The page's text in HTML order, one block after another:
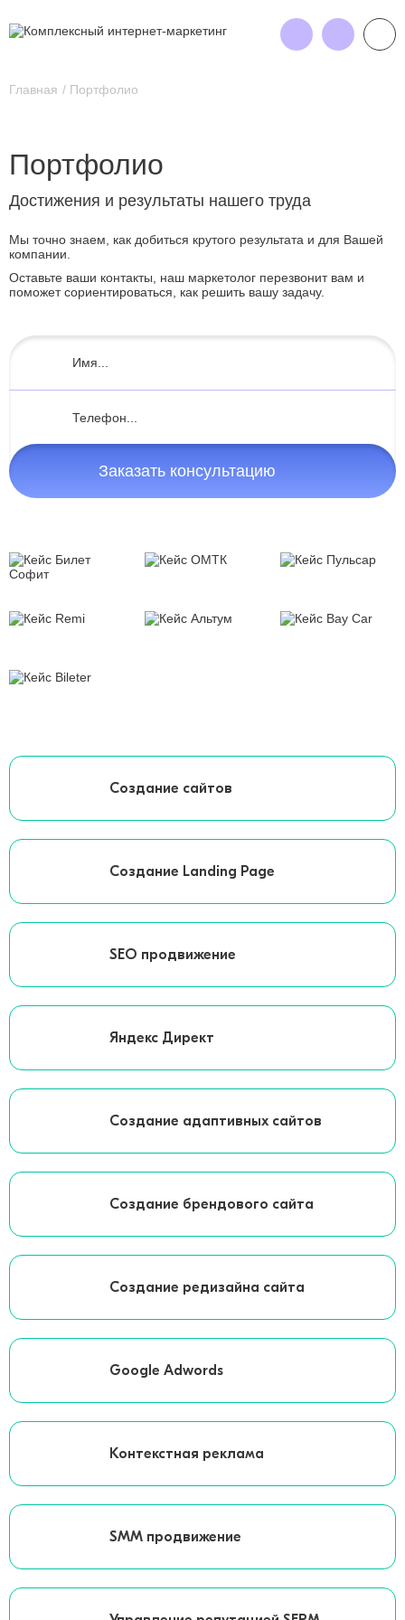
Главная Портфолио
Портфолио
Достижения и результаты нашего труда
Мы точно знаем, как добиться крутого результата и для Вашей
компании.
Оставьте ваши контакты, наш маркетолог перезвонит вам и
поможет сориентироваться, как решить вашу задачу.
Заказать консультацию
Создание сайтов
Создание Landing Page
SEO продвижение
Яндекс Директ
Создание адаптивных сайтов
Создание брендового сайта
Создание редизайна сайта
Google Adwords
Контекстная реклама
SMM продвижение